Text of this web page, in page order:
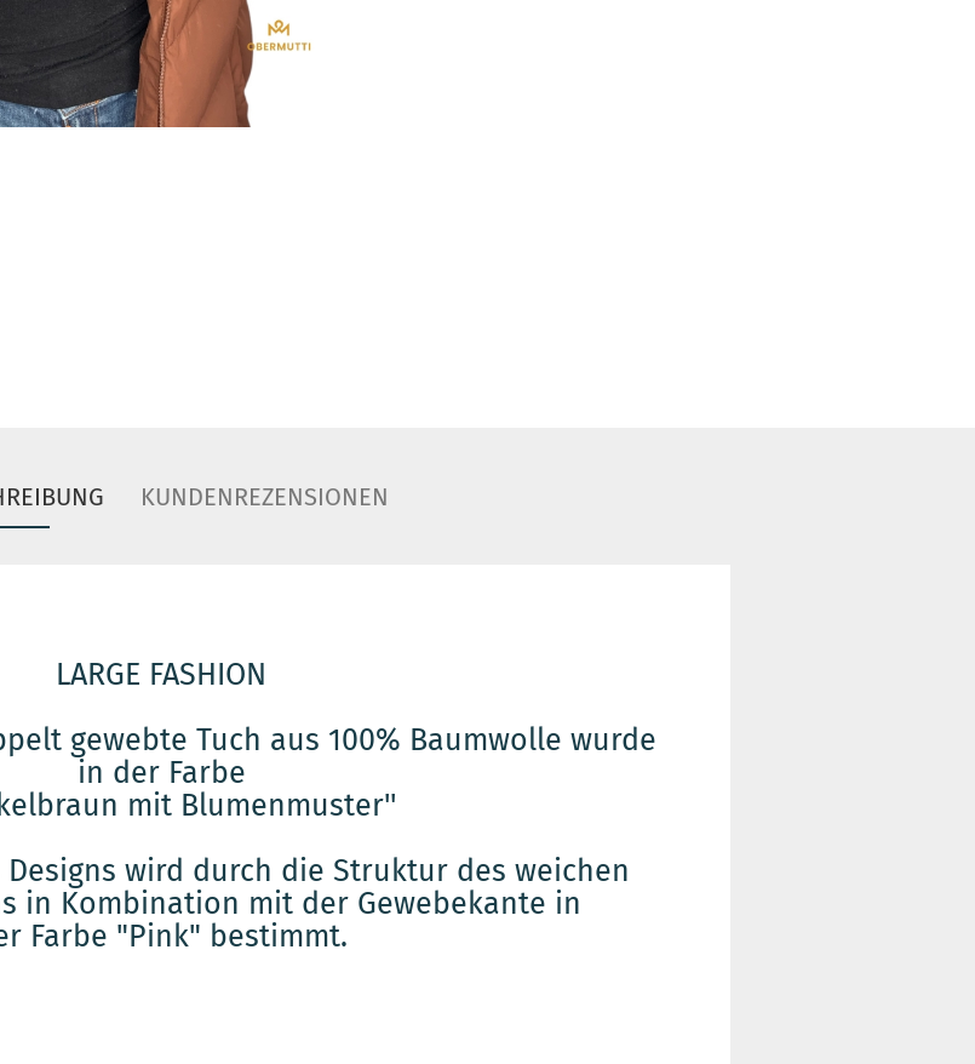
KUNDENREZENSIONEN
LARGE FASHION
gewebte Tuch aus 100% Baumwolle wurde
in der Farbe
mit Blumenmuster''
wird durch die Struktur des weichen
in Kombination mit der Gewebekante in
Farbe "Pink" bestimmt.